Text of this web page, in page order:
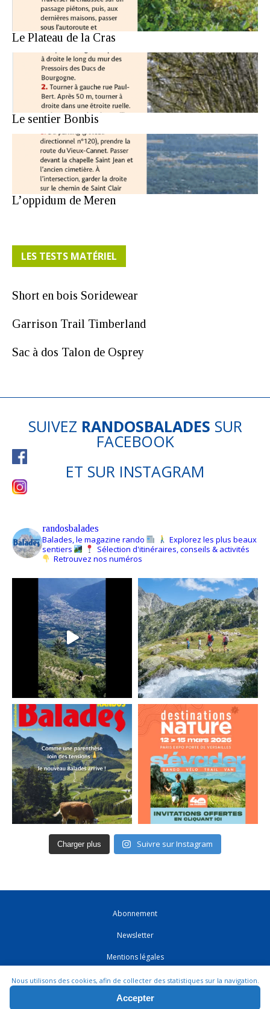
Le Plateau de la Cras
Le sentier Bonbis
L’oppidum de Meren
LES TESTS MATÉRIEL
Short en bois Soridewear
Garrison Trail Timberland
Sac à dos Talon de Osprey
SUIVEZ RANDOSBALADES SUR
FACEBOOK
ET SUR INSTAGRAM
randosbalades
Balades, le magazine rando
Explorez les plus beaux
sentiers
Sélection d'itinéraires, conseils & activités
Retrouvez nos numéros
Charger plus Suivre sur Instagram
Abonnement
Newsletter
Mentions légales
CGV
Contact
Nous utilisons des cookies, afin de collecter des statistiques sur la navigation.
Accepter